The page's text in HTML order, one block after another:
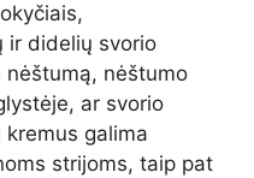
ir didelių svorio
nėštumą, nėštumo
ar svorio
galima
strijoms, taip pat